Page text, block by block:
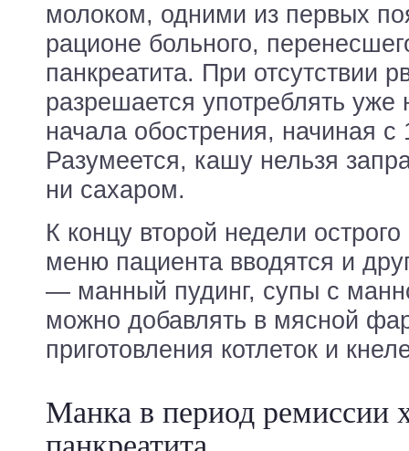
молоком, одними из первых
рационе больного,
панкреатита. При отсутствии
разрешается употреблять уже
начала обострения, начиная с
Разумеется, кашу нельзя
ни сахаром.
К концу второй недели
меню пациента вводятся и
— манный пудинг, супы с
можно добавлять в мясной
приготовления котлеток и
Манка в период ремиссии